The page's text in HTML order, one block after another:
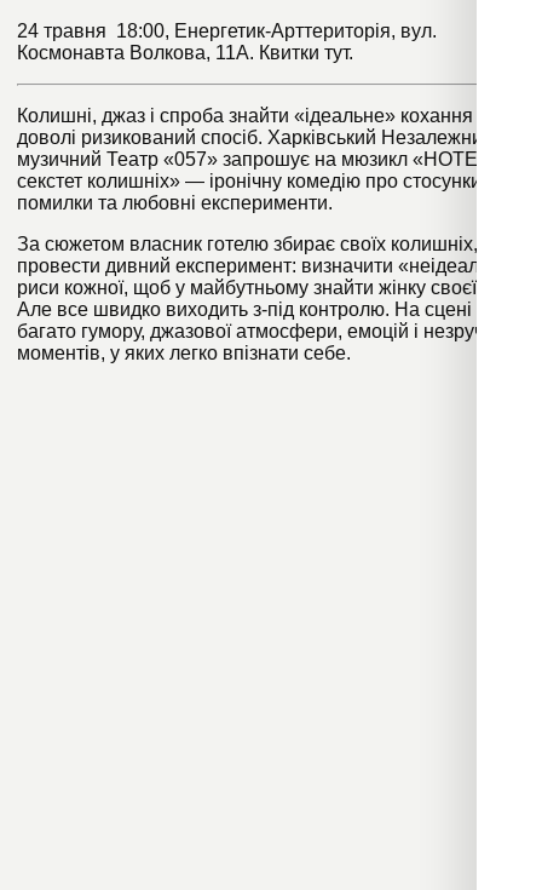
24 травня 18:00, Енергетик-Арттериторія, вул.
Космонавта Волкова, 11А. Квитки тут.
Колишні, джаз і спроба знайти «ідеальне» кохання — у
доволі ризикований спосіб. Харківський Незалежний
музичний Театр «057» запрошує на мюзикл «HOTEL’57:
секстет колишніх» — іронічну комедію про стосунки,
помилки та любовні експерименти.
За сюжетом власник готелю збирає своїх колишніх, аби
провести дивний експеримент: визначити «неідеальні»
риси кожної, щоб у майбутньому знайти жінку своєї мрії.
Але все швидко виходить з-під контролю. На сцені —
багато гумору, джазової атмосфери, емоцій і незручних
моментів, у яких легко впізнати себе.